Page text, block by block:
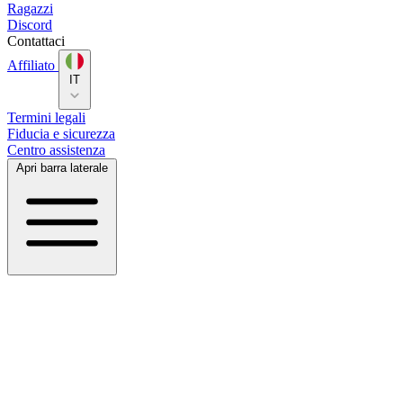
Ragazzi
Discord
Contattaci
Affiliato
IT
Termini legali
Fiducia e sicurezza
Centro assistenza
Apri barra laterale